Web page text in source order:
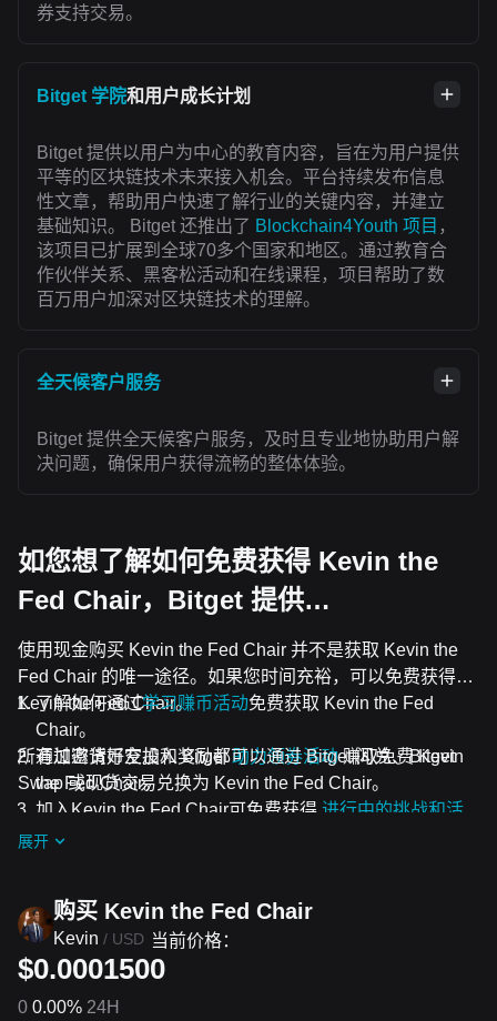
券支持交易。
Bitget 学院和用户成长计划
Bitget 提供以用户为中心的教育内容，旨在为用户提供
平等的区块链技术未来接入机会。平台持续发布信息
性文章，帮助用户快速了解行业的关键内容，并建立
基础知识。 Bitget 还推出了 Blockchain4Youth 项目 ，
该项目已扩展到全球70多个国家和地区。通过教育合
作伙伴关系、黑客松活动和在线课程，项目帮助了数
百万用户加深对区块链技术的理解。
全天候客户服务
Bitget 提供全天候客户服务，及时且专业地协助用户解
决问题，确保用户获得流畅的整体体验。
如您想了解如何免费获得 Kevin the
Fed Chair，Bitget 提供…
使用现金购买 Kevin the Fed Chair 并不是获取 Kevin the
Fed Chair 的唯一途径。如果您时间充裕，可以免费获得
Kevin the Fed Chair。
了解如何通过学习赚币活动免费获取 Kevin the Fed
Chair。
通过邀请好友加入 Bitget助力领券活动赚取免费 Kevin
the Fed Chair。
加入Kevin the Fed Chair可免费获得 进行中的挑战和活
动 空投。
所有加密货币空投和奖励都可以通过 Bitget 闪兑、Bitget
Swap 或现货交易兑换为 Kevin the Fed Chair。
展开
购买 Kevin the Fed Chair
Kevin / USD 当前价格：
$0.0001500
0 0.00% 24H